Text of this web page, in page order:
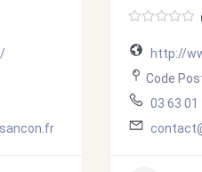
http://
Code
03 63 01